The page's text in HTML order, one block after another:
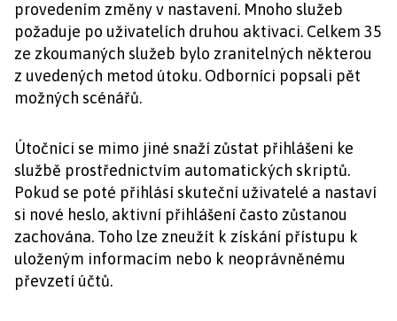
provedením změny v nastavení. Mnoho služeb
požaduje po uživatelích druhou aktivaci. Celkem 35
ze zkoumaných služeb bylo zranitelných některou
z uvedených metod útoku. Odborníci popsali pět
možných scénářů.
Útočníci se mimo jiné snaží zůstat přihlášeni ke
službě prostřednictvím automatických skriptů.
Pokud se poté přihlásí skuteční uživatelé a nastaví
si nové heslo, aktivní přihlášení často zůstanou
zachována. Toho lze zneužít k získání přístupu k
uloženým informacím nebo k neoprávněnému
převzetí účtů.